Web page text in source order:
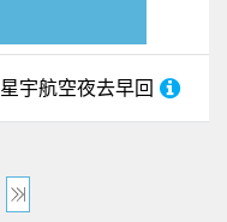
星宇航空夜去早回